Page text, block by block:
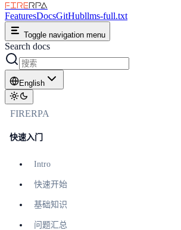
FIRERPA
FeaturesDocsGitHubllms-full.txt
Toggle navigation menu
Search docs
English
FIRERPA
快速入门
Intro
快速开始
基础知识
问题汇总